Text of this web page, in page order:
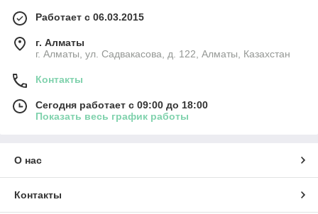
Работает с 06.03.2015
г. Алматы
г. Алматы, ул. Садвакасова, д. 122, Алматы, Казахстан
Контакты
Сегодня работает с 09:00 до 18:00
Показать весь график работы
О нас
Контакты